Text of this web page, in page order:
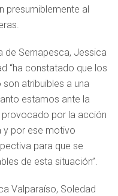
presumiblemente al
de Sernapesca, Jessica
“ha constatado que los
atribuibles a una
estamos ante la
provocado por la acción
y por ese motivo
para que se
de esta situación”.
Valparaíso, Soledad